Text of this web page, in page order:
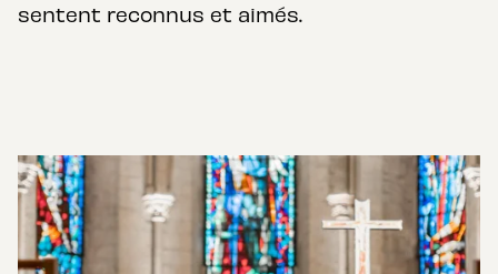
sentent reconnus et aimés.